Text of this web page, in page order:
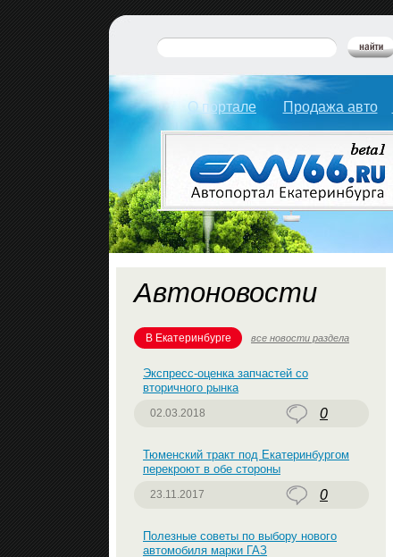
О портале Продажа авто
Автоновости
В Екатеринбурге все новости раздела
Экспресс-оценка запчастей со
вторичного рынка
02.03.2018 0
Тюменский тракт под Екатеринбургом
перекроют в обе стороны
23.11.2017 0
Полезные советы по выбору нового
автомобиля марки ГАЗ